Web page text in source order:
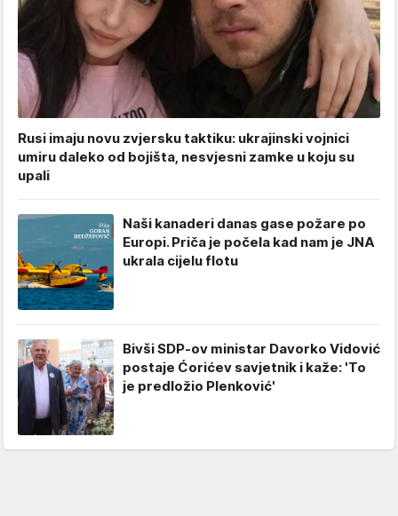
Rusi imaju novu zvjersku taktiku: ukrajinski vojnici
umiru daleko od bojišta, nesvjesni zamke u koju su
upali
Naši kanaderi danas gase požare po
Europi. Priča je počela kad nam je JNA
ukrala cijelu flotu
Bivši SDP-ov ministar Davorko Vidović
postaje Ćorićev savjetnik i kaže: 'To
je predložio Plenković'